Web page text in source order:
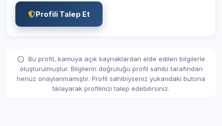
Profili Talep Et
Bu profil, kamuya açık kaynaklardan elde edilen bilgilerle
oluşturulmuştur. Bilgilerin doğruluğu profil sahibi tarafından
henüz onaylanmamıştır. Profil sahibiyseniz yukarıdaki butona
tıklayarak profilinizi talep edebilirsiniz.